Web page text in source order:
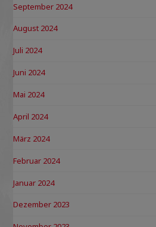
September 2024
August 2024
Juli 2024
Juni 2024
Mai 2024
April 2024
März 2024
Februar 2024
Januar 2024
Dezember 2023